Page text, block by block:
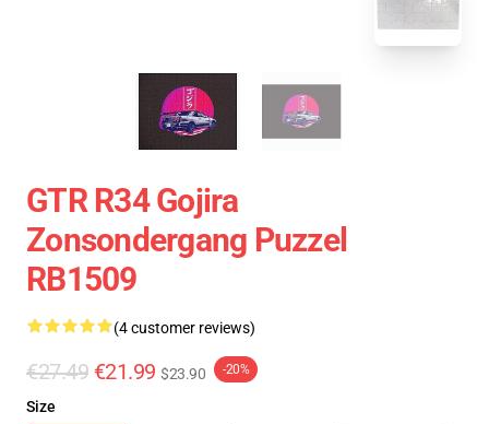
GTR R34 Gojira
Zonsondergang Puzzel
RB1509
(4 customer reviews)
€27.49 €21.99 $23.90 -20%
Size